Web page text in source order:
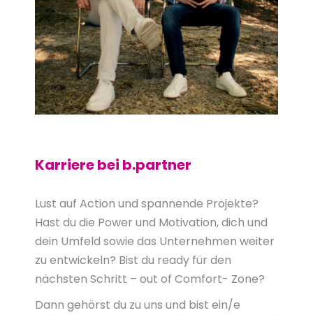
Karriere bei b.partner
Lust auf Action und spannende Projekte?
Hast du die Power und Motivation, dich und
dein Umfeld sowie das Unternehmen weiter
zu entwickeln? Bist du ready für den
nächsten Schritt – out of Comfort- Zone?
Dann gehörst du zu uns und bist ein/e